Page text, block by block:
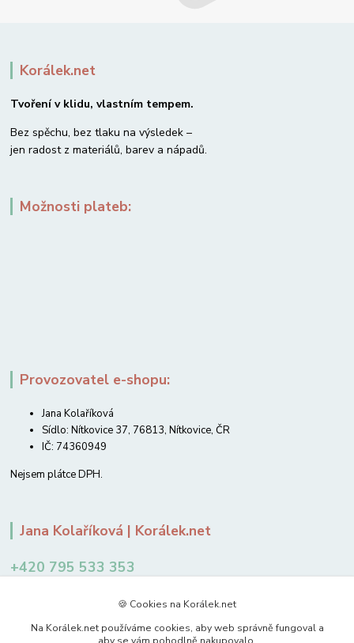
Korálek.net
Tvoření v klidu, vlastním tempem.
Bez spěchu, bez tlaku na výsledek –
jen radost z materiálů, barev a nápadů.
Možnosti plateb:
Provozovatel e-shopu:
Jana Kolaříková
Sídlo: Nítkovice 37, 76813, Nítkovice, ČR
IČ: 74360949
Nejsem plátce DPH.
Jana Kolaříková | Korálek.net
+420 795 533 353
🍪 Cookies na Korálek.net
Na Korálek.net používáme cookies, aby web správně fungoval a
aby se vám pohodlně nakupovalo.